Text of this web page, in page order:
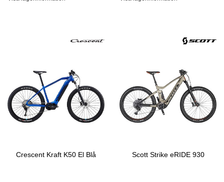
Crescent Kraft K50 El Blå Scott Strike eRIDE 930